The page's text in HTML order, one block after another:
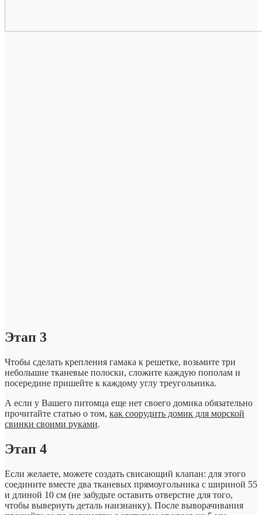
Этап 3
Чтобы сделать крепления гамака к решетке, возьмите три
небольшие тканевые полоски, сложите каждую пополам и
посередине пришейте к каждому углу треугольника.
А если у Вашего питомца еще нет своего домика обязательно
прочитайте статью о том, как соорудить домик для морской
свинки своими руками.
Этап 4
Если желаете, можете создать свисающий клапан: для этого
соедините вместе два тканевых прямоугольника c шириной 55
и длиной 10 см (не забудьте оставить отверстие для того,
чтобы вывернуть деталь наизнанку). После выворачивания